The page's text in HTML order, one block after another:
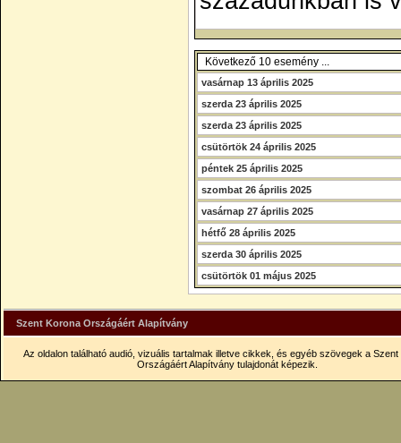
Következő 10 esemény ...
vasárnap 13 április 2025
szerda 23 április 2025
szerda 23 április 2025
csütörtök 24 április 2025
péntek 25 április 2025
szombat 26 április 2025
vasárnap 27 április 2025
hétfő 28 április 2025
szerda 30 április 2025
csütörtök 01 május 2025
Szent Korona Országáért Alapítvány
Az oldalon található audió, vizuális tartalmak illetve cikkek, és egyéb szövegek a Szent
Országáért Alapítvány tulajdonát képezik.